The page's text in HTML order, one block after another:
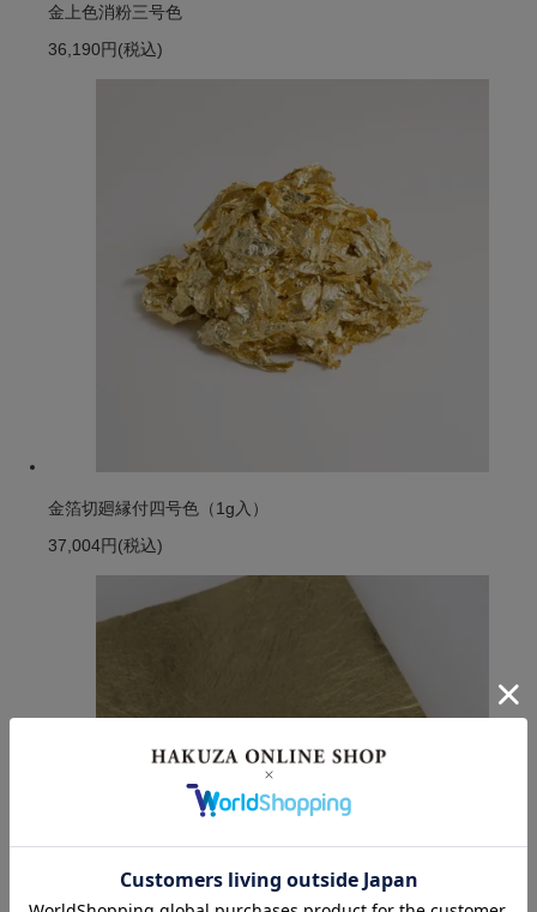
金上色消粉三号色
36,190円 (税込)
金箔切廻縁付四号色（1g入）
37,004円 (税込)